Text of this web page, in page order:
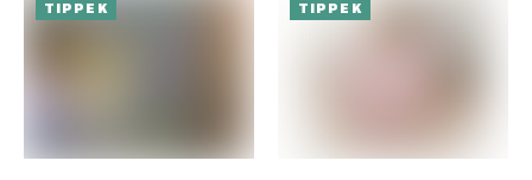
TIPPEK TIPPEK